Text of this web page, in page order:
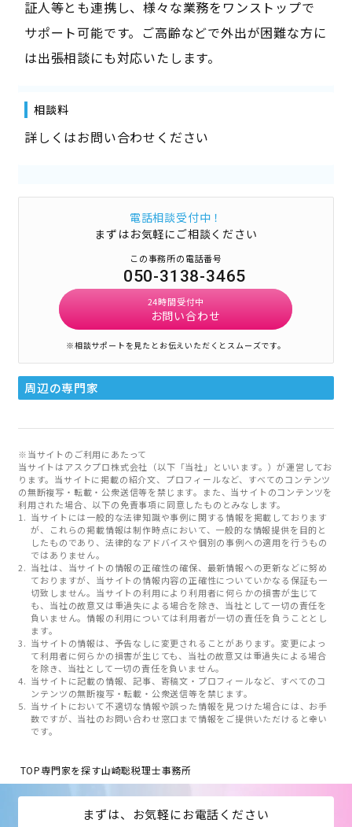
証人等とも連携し、様々な業務をワンストップで
サポート可能です。ご高齢などで外出が困難な方に
は出張相談にも対応いたします。
相談料
詳しくはお問い合わせください
電話相談受付中！
まずはお気軽にご相談ください
この事務所の電話番号
050-3138-3465
24時間受付中
お問い合わせ
※相談サポートを見たとお伝えいただくとスムーズです。
周辺の専門家
※当サイトのご利用にあたって
当サイトはアスクプロ株式会社（以下「当社」といいます。）が運営してお
ります。当サイトに掲載の紹介文、プロフィールなど、すべてのコンテンツ
の無断複写・転載・公衆送信等を禁じます。また、当サイトのコンテンツを
利用された場合、以下の免責事項に同意したものとみなします。
当サイトには一般的な法律知識や事例に関する情報を掲載しております
が、これらの掲載情報は制作時点において、一般的な情報提供を目的と
したものであり、法律的なアドバイスや個別の事例への適用を行うもの
ではありません。
当社は、当サイトの情報の正確性の確保、最新情報への更新などに努め
ておりますが、当サイトの情報内容の正確性についていかなる保証も一
切致しません。当サイトの利用により利用者に何らかの損害が生じて
も、当社の故意又は重過失による場合を除き、当社として一切の責任を
負いません。情報の利用については利用者が一切の責任を負うこととし
ます。
当サイトの情報は、予告なしに変更されることがあります。変更によっ
て利用者に何らかの損害が生じても、当社の故意又は重過失による場合
を除き、当社として一切の責任を負いません。
当サイトに記載の情報、記事、寄稿文・プロフィールなど、すべてのコ
ンテンツの無断複写・転載・公衆送信等を禁じます。
当サイトにおいて不適切な情報や誤った情報を見つけた場合には、お手
数ですが、当社のお問い合わせ窓口まで情報をご提供いただけると幸い
です。
TOP専門家を探す山崎聡税理士事務所
まずは、お気軽にお電話ください